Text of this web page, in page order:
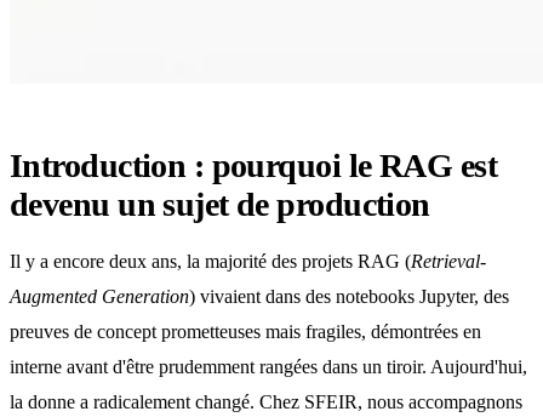
Introduction : pourquoi le RAG est
devenu un sujet de production
Il y a encore deux ans, la majorité des projets RAG (Retrieval-
Augmented Generation) vivaient dans des notebooks Jupyter, des
preuves de concept prometteuses mais fragiles, démontrées en
interne avant d'être prudemment rangées dans un tiroir. Aujourd'hui,
la donne a radicalement changé. Chez SFEIR, nous accompagnons